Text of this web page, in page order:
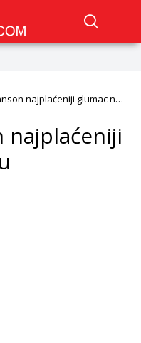
najplaćeniji glumac na
najplaćeniji